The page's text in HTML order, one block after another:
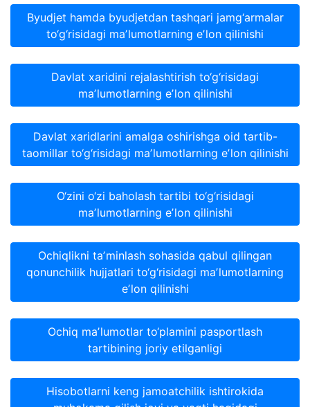
Byudjet hamda byudjetdan tashqari jamg‘armalar
to‘g‘risidagi maʼlumotlarning eʼlon qilinishi
Davlat xaridini rejalashtirish to‘g‘risidagi
maʼlumotlarning eʼlon qilinishi
Davlat xaridlarini amalga oshirishga oid tartib-
taomillar to‘g‘risidagi maʼlumotlarning eʼlon qilinishi
O‘zini o‘zi baholash tartibi to‘g‘risidagi
maʼlumotlarning eʼlon qilinishi
Ochiqlikni taʼminlash sohasida qabul qilingan
qonunchilik hujjatlari to‘g‘risidagi maʼlumotlarning
eʼlon qilinishi
Ochiq maʼlumotlar to‘plamini pasportlash
tartibining joriy etilganligi
Hisobotlarni keng jamoatchilik ishtirokida